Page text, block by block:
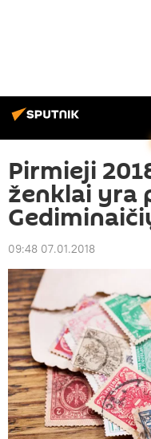
Pirmieji
ženklai yra
09:48 07.01.2018